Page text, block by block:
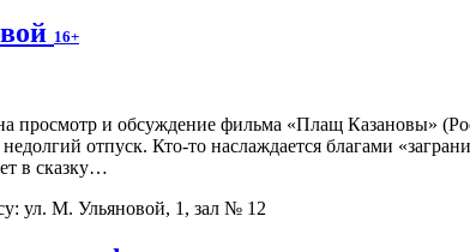
16+
просмотр и обсуждение фильма «Плащ Казановы»
отпуск. Кто-то наслаждается благами
в сказку…
ул. М. Ульяновой, 1, зал № 12